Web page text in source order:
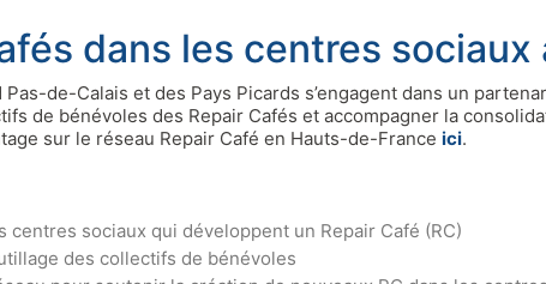
dans les centres sociaux
de-Calais et des Pays Picards s’engagent dans un
de bénévoles des Repair Cafés et accompagner la
sur le réseau Repair Café en Hauts-de-France ici.
sociaux qui développent un Repair Café (RC)
des collectifs de bénévoles